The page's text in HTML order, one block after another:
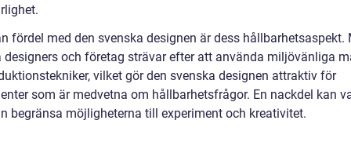
fördel med den svenska designen är dess hållbarhetsaspekt.
designers och företag strävar efter att använda miljövänliga
vilket gör den svenska designen attraktiv för
som är medvetna om hållbarhetsfrågor. En nackdel kan
begränsa möjligheterna till experiment och kreativitet.